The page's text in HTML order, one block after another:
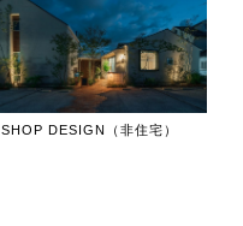
SHOP DESIGN（非住宅）